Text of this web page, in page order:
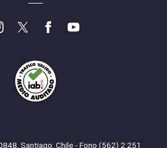
Santiago, Chile - Fono (562) 2 251